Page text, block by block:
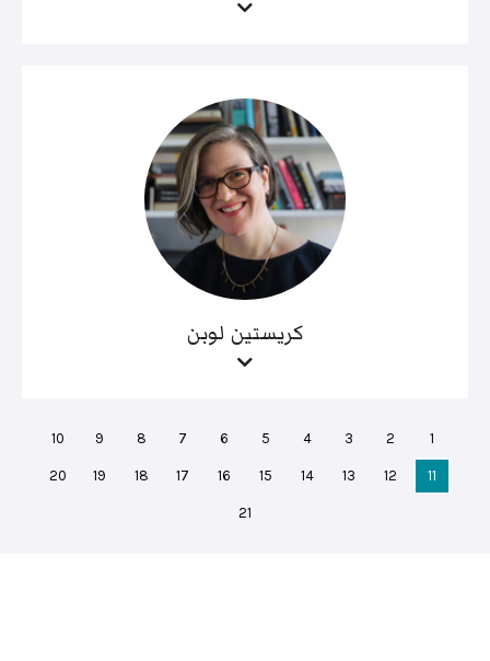
كريستين لوبن
1
2
3
4
5
6
7
8
9
10
11
12
13
14
15
16
17
18
19
20
21